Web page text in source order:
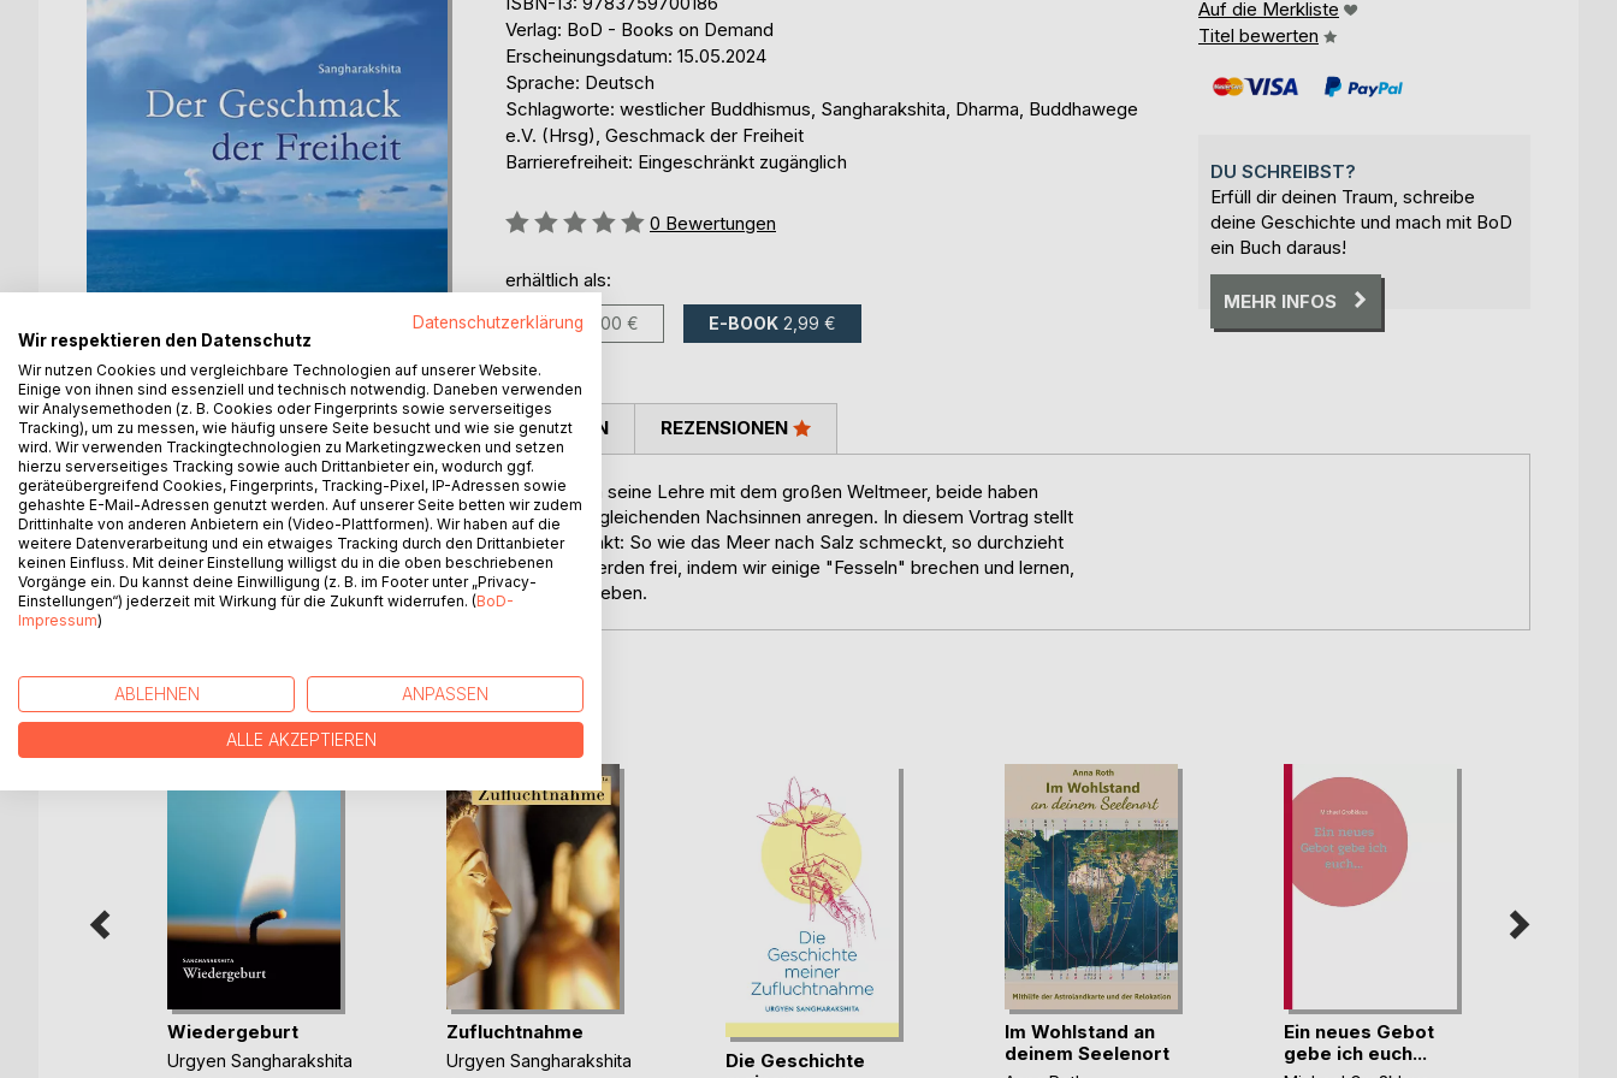
Verlag: BoD - Books on Demand
Erscheinungsdatum: 15.05.2024
Sprache: Deutsch
Schlagworte: westlicher Buddhismus, Sangharakshita, Dharma, Buddhawege
e.V. (Hrsg), Geschmack der Freiheit
Barrierefreiheit: Eingeschränkt zugänglich
Bewertung::
0 Bewertungen
erhältlich als:
BUCH 5,00 € E-BOOK 2,99 €
Auf die Merkliste
Titel bewerten
DU SCHREIBST?
Erfüll dir deinen Traum, schreibe
deine Geschichte und mach mit BoD
ein Buch daraus!
MEHR INFOS
BESCHREIBUNG
In einem seiner vielen Lehrgespräche verglich der Buddha seine Lehre mit dem großen Weltmeer, beide haben
wunderbare und merkwürdige Eigenschaften, die zum vergleichenden Nachsinnen anregen. In diesem Vortrag stellt
Sangharakshita eine dieser Eigenschaften in den Mittelpunkt: So wie das Meer nach Salz schmeckt, so durchzieht
der Geschmack von Freiheit den Weg des Buddha. Wir werden frei, indem wir einige "Fesseln" brechen und lernen,
als wirkliche Individuen schöpferisch und entschieden zu leben.
AUTOR/IN PRESSESTIMMEN REZENSIONEN
WEITERE TITEL BEIBoD
Wiedergeburt
Urgyen Sangharakshita
Zufluchtnahme
Urgyen Sangharakshita
Die Geschichte
Im Wohlstand an
deinem Seelenort
Ein neues Gebot
gebe ich euch...
Datenschutzerklärung
Wir respektieren den Datenschutz
Wir nutzen Cookies und vergleichbare Technologien auf unserer Website.
Einige von ihnen sind essenziell und technisch notwendig. Daneben verwenden
wir Analysemethoden (z. B. Cookies oder Fingerprints sowie serverseitiges
Tracking), um zu messen, wie häufig unsere Seite besucht und wie sie genutzt
wird. Wir verwenden Trackingtechnologien zu Marketingzwecken und setzen
hierzu serverseitiges Tracking sowie auch Drittanbieter ein, wodurch ggf.
geräteübergreifend Cookies, Fingerprints, Tracking-Pixel, IP-Adressen sowie
gehashte E-Mail-Adressen genutzt werden. Auf unserer Seite betten wir zudem
Drittinhalte von anderen Anbietern ein (Video-Plattformen). Wir haben auf die
weitere Datenverarbeitung und ein etwaiges Tracking durch den Drittanbieter
keinen Einfluss. Mit deiner Einstellung willigst du in die oben beschriebenen
Vorgänge ein. Du kannst deine Einwilligung (z. B. im Footer unter „Privacy-
Einstellungen“) jederzeit mit Wirkung für die Zukunft widerrufen. (BoD-
Impressum)
ABLEHNEN ANPASSEN
ALLE AKZEPTIEREN